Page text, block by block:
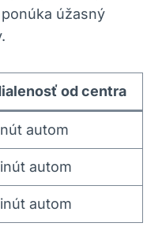
úžasný
od centra
autom
autom
autom